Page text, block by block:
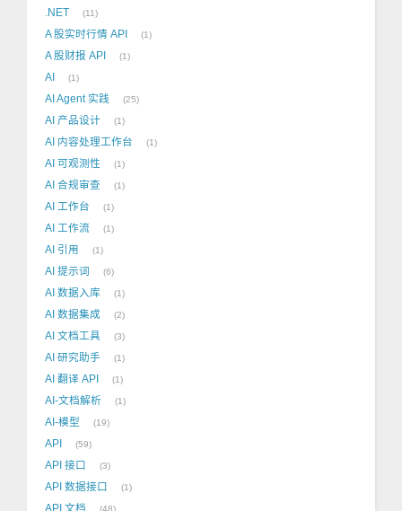
.NET 11
A 股实时行情 API 1
A 股财报 API 1
AI 1
AI Agent 实践 25
AI 产品设计 1
AI 内容处理工作台 1
AI 可观测性 1
AI 合规审查 1
AI 工作台 1
AI 工作流 1
AI 引用 1
AI 提示词 6
AI 数据入库 1
AI 数据集成 2
AI 文档工具 3
AI 研究助手 1
AI 翻译 API 1
AI-文档解析 1
AI-模型 19
API 59
API 接口 3
API 数据接口 1
API 文档 48